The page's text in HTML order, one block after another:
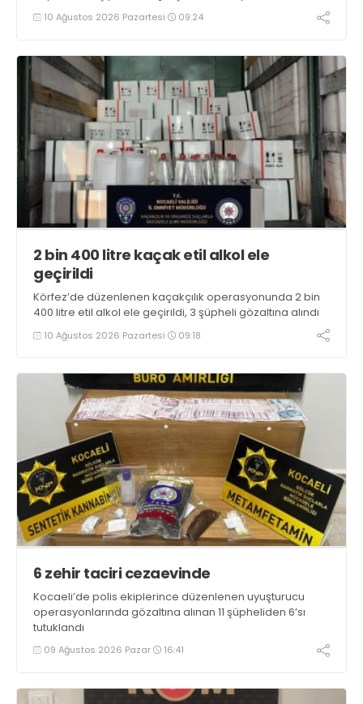
10 Ağustos 2026 Pazartesi 09:24
2 bin 400 litre kaçak etil alkol ele
geçirildi
Körfez’de düzenlenen kaçakçılık operasyonunda 2 bin
400 litre etil alkol ele geçirildi, 3 şüpheli gözaltına alındı
10 Ağustos 2026 Pazartesi 09:18
6 zehir taciri cezaevinde
Kocaeli’de polis ekiplerince düzenlenen uyuşturucu
operasyonlarında gözaltına alınan 11 şüpheliden 6’sı
tutuklandı
09 Ağustos 2026 Pazar 16:41